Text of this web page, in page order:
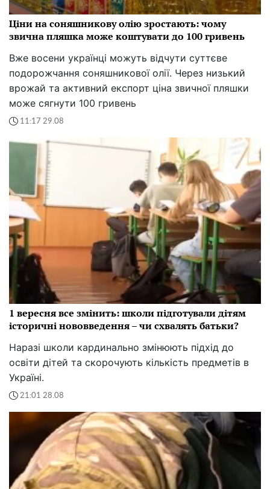
Ціни на соняшникову олію зростають: чому
звична пляшка може коштувати до 100 гривень
Вже восени українці можуть відчути суттєве
подорожчання соняшникової олії. Через низький
врожай та активний експорт ціна звичної пляшки
може сягнути 100 гривень
11:17 29.08
1 вересня все змінить: школи підготували дітям
історичні нововведення – чи схвалять батьки?
Наразі школи кардинально змінюють підхід до
освіти дітей та скорочують кількість предметів в
Україні.
21:01 28.08